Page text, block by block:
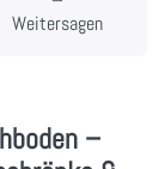
Weitersagen
–